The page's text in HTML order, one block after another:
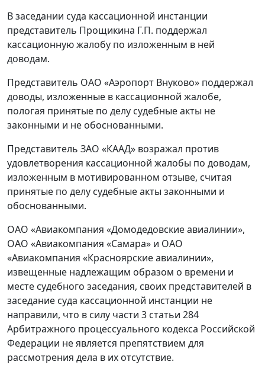
В заседании суда кассационной инстанции
представитель Прощикина Г.П. поддержал
кассационную жалобу по изложенным в ней
доводам.
Представитель ОАО «Аэропорт Внуково» поддержал
доводы, изложенные в кассационной жалобе,
пологая принятые по делу судебные акты не
законными и не обоснованными.
Представитель ЗАО «КААД» возражал против
удовлетворения кассационной жалобы по доводам,
изложенным в мотивированном отзыве, считая
принятые по делу судебные акты законными и
обоснованными.
ОАО «Авиакомпания «Домодедовские авиалинии»,
ОАО «Авиакомпания «Самара» и ОАО
«Авиакомпания «Красноярские авиалинии»,
извещенные надлежащим образом о времени и
месте судебного заседания, своих представителей в
заседание суда кассационной инстанции не
направили, что в силу части 3 статьи 284
Арбитражного процессуального кодекса Российской
Федерации не является препятствием для
рассмотрения дела в их отсутствие.